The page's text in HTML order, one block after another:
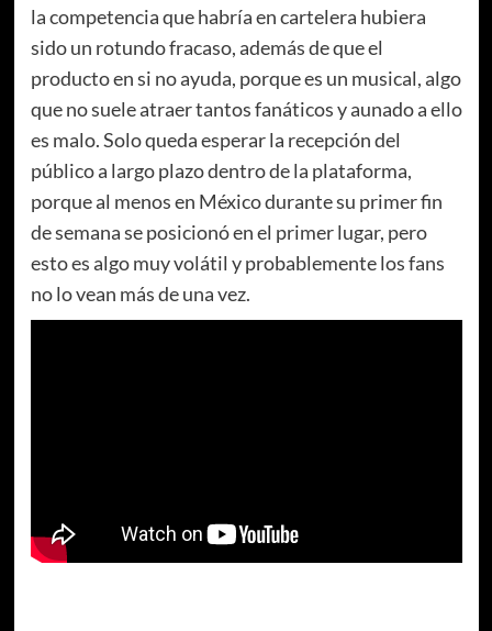
la competencia que habría en cartelera hubiera
sido un rotundo fracaso, además de que el
producto en si no ayuda, porque es un musical, algo
que no suele atraer tantos fanáticos y aunado a ello
es malo. Solo queda esperar la recepción del
público a largo plazo dentro de la plataforma,
porque al menos en México durante su primer fin
de semana se posicionó en el primer lugar, pero
esto es algo muy volátil y probablemente los fans
no lo vean más de una vez.